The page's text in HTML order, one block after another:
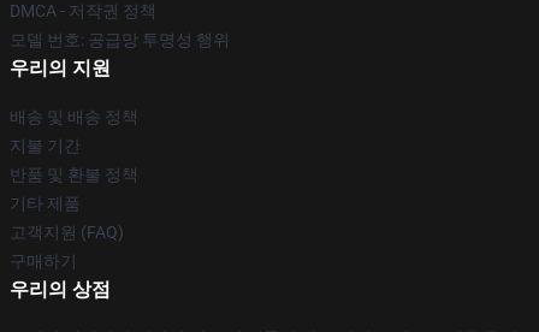
DMCA - 저작권 정책
모델 번호: 공급망 투명성 행위
우리의 지원
배송 및 배송 정책
지불 기간
반품 및 환불 정책
기타 제품
고객지원 (FAQ)
구매하기
우리의 상점